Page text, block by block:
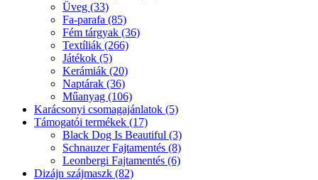
Üveg (33)
Fa-parafa (85)
Fém tárgyak (36)
Textíliák (266)
Játékok (5)
Kerámiák (20)
Naptárak (36)
Műanyag (106)
Karácsonyi csomagajánlatok (5)
Támogatói termékek (17)
Black Dog Is Beautiful (3)
Schnauzer Fajtamentés (8)
Leonbergi Fajtamentés (6)
Dizájn szájmaszk (82)